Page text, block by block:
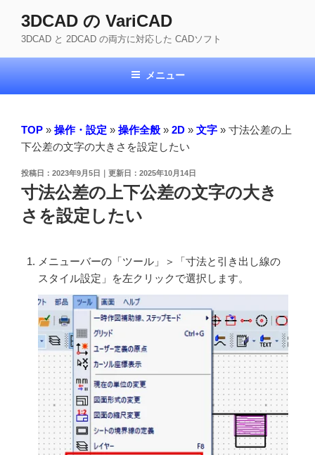
ン
へ
3DCAD の VariCAD
3DCAD と 2DCAD の両方に対応した CADソフト
メニュー
TOP » 操作・設定 » 操作全般 » 2D » 文字 » 寸法公差の上
下公差の文字の大きさを設定したい
投
日:
2023年9月5日 2025年10月14日
寸法公差の上下公差の文字の大き
さを設定したい
メニューバーの「ツール」＞「寸法と引き出し線の
スタイル設定」を左クリックで選択します。